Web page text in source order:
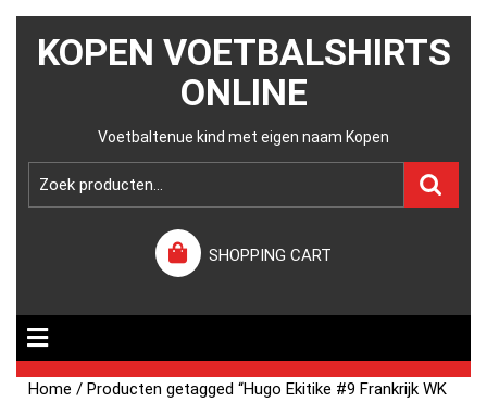
KOPEN VOETBALSHIRTS
ONLINE
Voetbaltenue kind met eigen naam Kopen
SHOPPING CART
Home / Producten getagged “Hugo Ekitike #9 Frankrijk WK